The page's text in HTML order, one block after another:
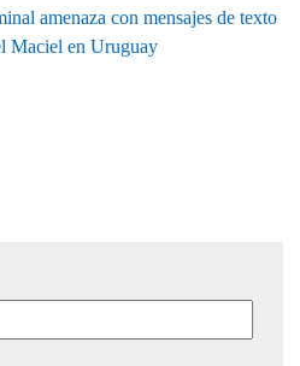
amenaza con mensajes de texto
Maciel en Uruguay